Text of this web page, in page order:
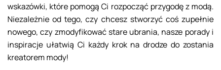
wskazówki, które pomogą Ci rozpocząć przygodę z modą.
Niezależnie od tego, czy chcesz stworzyć coś zupełnie
nowego, czy zmodyfikować stare ubrania, nasze porady i
inspiracje ułatwią Ci każdy krok na drodze do zostania
kreatorem mody!